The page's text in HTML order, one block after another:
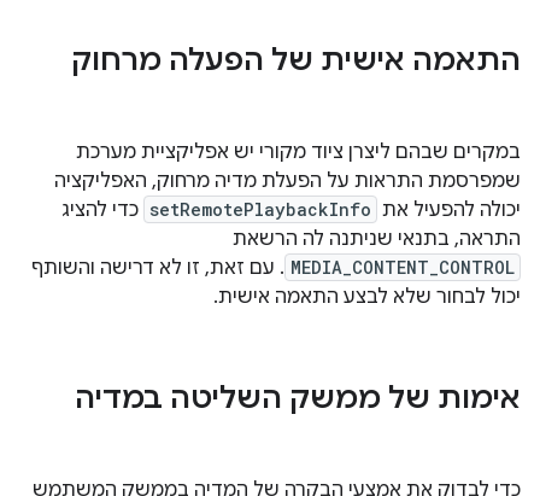
התאמה אישית של הפעלה מרחוק
במקרים שבהם ליצרן ציוד מקורי יש אפליקציית מערכת
שמפרסמת התראות על הפעלת מדיה מרחוק, האפליקציה
יכולה להפעיל את setRemotePlaybackInfo כדי להציג
התראה, בתנאי שניתנה לה הרשאת
MEDIA_CONTENT_CONTROL . עם זאת, זו לא דרישה והשותף
יכול לבחור שלא לבצע התאמה אישית.
אימות של ממשק השליטה במדיה
כדי לבדוק את אמצעי הבקרה של המדיה בממשק המשתמש